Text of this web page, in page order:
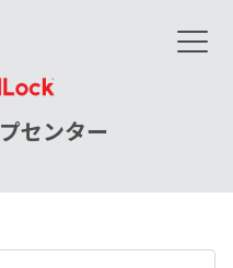
センター